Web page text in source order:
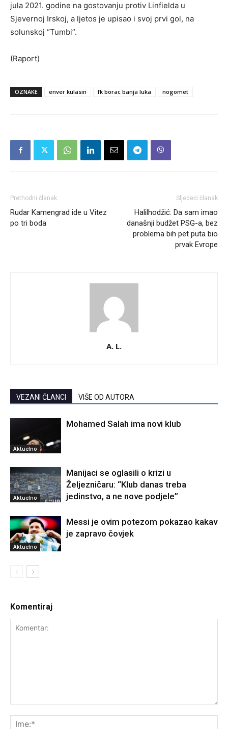
jula 2021. godine na gostovanju protiv Linfielda u
Sjevernoj Irskoj, a ljetos je upisao i svoj prvi gol, na
solunskoj “Tumbi”.
(Raport)
OZNAKE enver kulasin fk borac banja luka nogomet
Prethodni članak
Rudar Kamengrad ide u Vitez
po tri boda
Sljedeći članak
Halilhodžić: Da sam imao
današnji budžet PSG-a, bez
problema bih pet puta bio
prvak Evrope
A. L.
VEZANI ČLANCI VIŠE OD AUTORA
Aktuelno
Mohamed Salah ima novi klub
Aktuelno
Manijaci se oglasili o krizi u
Željezničaru: “Klub danas treba
jedinstvo, a ne nove podjele”
Aktuelno
Messi je ovim potezom pokazao kakav
je zapravo čovjek
Komentiraj